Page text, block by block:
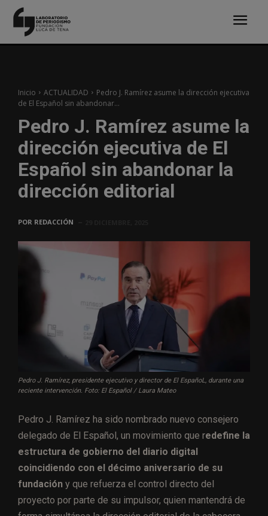
Inicio ACTUALIDAD
Pedro J. Ramírez asume la dirección ejecutiva
de El Español sin abandonar...
Pedro J. Ramírez asume la
dirección ejecutiva de El
Español sin abandonar la
dirección editorial
POR REDACCIÓN
Pedro J. Ramírez, presidente ejecutivo y director de El EspañoL, durante una
reciente intervención. Foto: El Español / Laura Mateo
Pedro J. Ramírez ha sido nombrado nuevo consejero
delegado de El Español, un movimiento que redefine la
estructura de gobierno del diario digital
coincidiendo con el décimo aniversario de su
fundación y que refuerza el control directo del
proyecto por parte de su impulsor, quien mantendrá de